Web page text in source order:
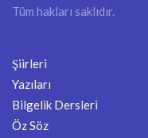
Tüm hakları saklıdır.
Şiirleri
Yazıları
Bilgelik Dersleri
Öz Söz